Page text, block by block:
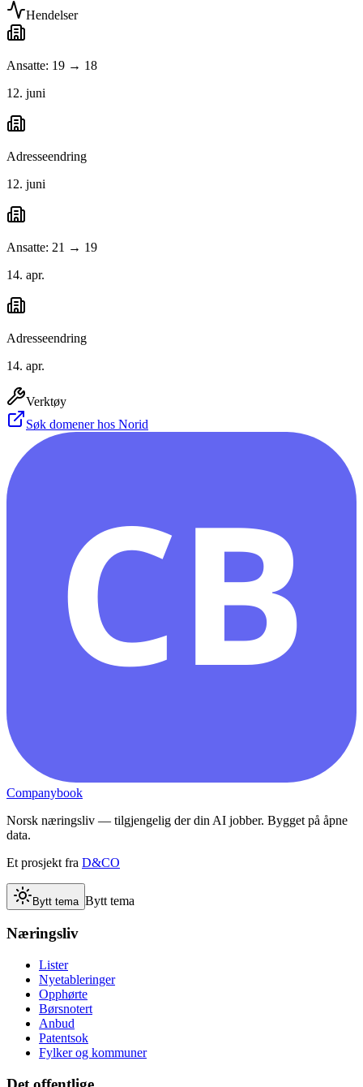
Hendelser
Ansatte: 19 → 18
12. juni
Adresseendring
12. juni
Ansatte: 21 → 19
14. apr.
Adresseendring
14. apr.
Verktøy
Søk domener hos Norid
CB
Companybook
Norsk næringsliv — tilgjengelig der din AI jobber. Bygget på åpne
data.
Et prosjekt fra D&CO
Bytt tema Bytt tema
Næringsliv
Lister
Nyetableringer
Opphørte
Børsnotert
Anbud
Patentsok
Fylker og kommuner